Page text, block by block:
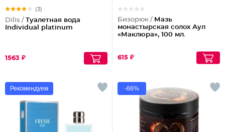
(3)
Dilis / Туалетная вода
Individual platinum
1563 ₽
Бизорюк / Мазь
монастырская солох Аул
«Маклюра», 100 мл.
615 ₽
Рекомендуем -66%